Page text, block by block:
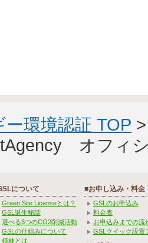
ー環境認証 TOP
オフィ
について
Green Site Licenseとは？
GSL誕生秘話
選べる3つのCO2削減活動
GSLの仕組みについて
植林とは
■お申し込み・料金
GSLのお申込み
料金表
お申込みまでの流
GSLクイック設置